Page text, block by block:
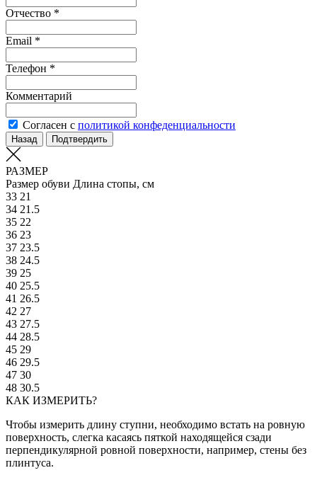
Отчество *
Email *
Телефон *
Комментарий
Согласен с политикой конфеденциальности
Назад Подтвердить
РАЗМЕР
Размер обуви Длина стопы, см
33 21
34 21.5
35 22
36 23
37 23.5
38 24.5
39 25
40 25.5
41 26.5
42 27
43 27.5
44 28.5
45 29
46 29.5
47 30
48 30.5
КАК ИЗМЕРИТЬ?
Чтобы измерить длину ступни, необходимо встать на ровную
поверхность, слегка касаясь пяткой находящейся сзади
перпендикулярной ровной поверхности, например, стены без
плинтуса.